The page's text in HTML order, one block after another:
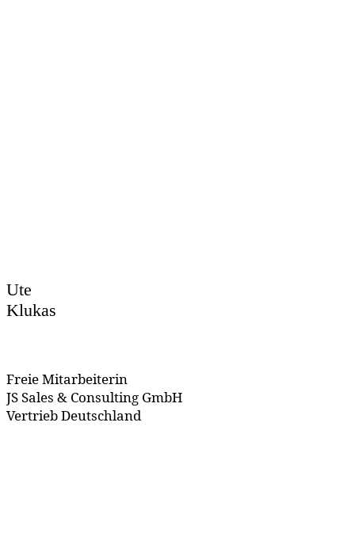
Ute
Klukas
Freie Mitarbeiterin
JS Sales & Consulting GmbH
Vertrieb Deutschland